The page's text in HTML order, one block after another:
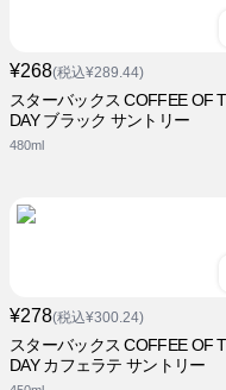
¥268(税込¥289.44)
スターバックス COFFEE OF
DAY ブラック サントリー
480ml
¥278(税込¥300.24)
スターバックス COFFEE OF
DAY カフェラテ サントリー